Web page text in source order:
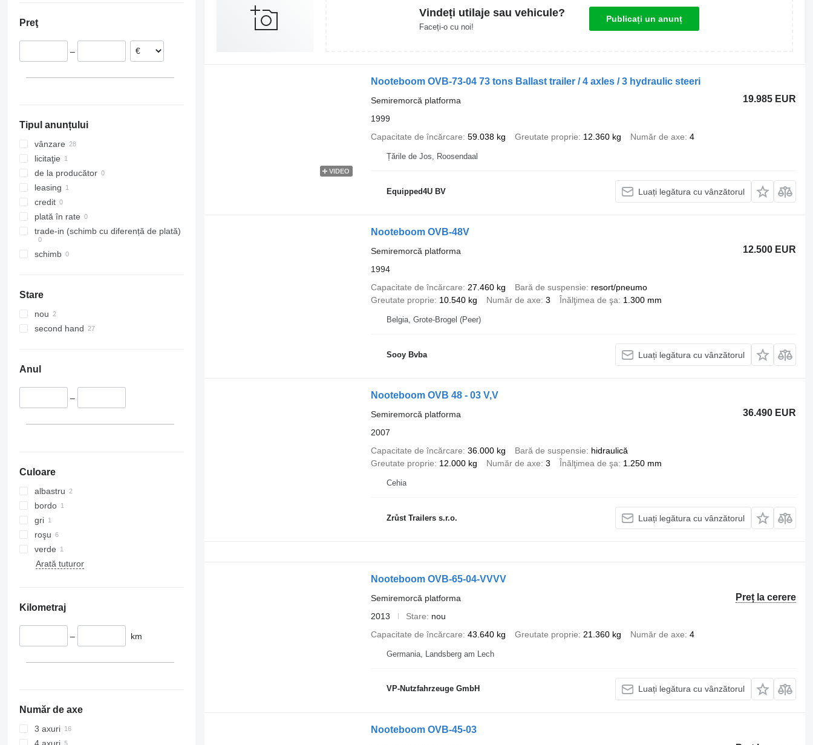
Cehia
Spania
Preţ
–
Tipul anunțului
vânzare
licitaţie
de la producător
leasing
credit
plată în rate
trade-in (schimb cu diferență de plată)
schimb
Stare
nou
second hand
Anul
–
Culoare
albastru
bordo
gri
roşu
verde
Arată tuturor
Kilometraj
– km
Număr de axe
3 axuri
Vindeți utilaje sau vehicule?
Faceți-o cu noi!
Publicați un anunț
VIDEO
Nooteboom OVB-73-04 73 tons Ballast trailer / 4 axles / 3 hydraulic steeri
19.985 EUR
Semiremorcă platforma
1999
Capacitate de încărcare 59.038 kg Greutate proprie 12.360 kg Număr de axe 4
Țările de Jos, Roosendaal
Equipped4U BV Luați legătura cu vânzătorul
Nooteboom OVB-48V
12.500 EUR
Semiremorcă platforma
1994
Capacitate de încărcare
27.460 kg Bară de suspensie
resort/pneumo
Greutate proprie
10.540 kg Număr de axe 3 Înălţimea de şa 1.300 mm
Belgia, Grote-Brogel (Peer)
Sooy Bvba Luați legătura cu vânzătorul
Nooteboom OVB 48 - 03 V,V
36.490 EUR
Semiremorcă platforma
2007
Capacitate de încărcare 36.000 kg Bară de suspensie
hidraulică
Greutate proprie
12.000 kg Număr de axe 3 Înălţimea de şa 1.250 mm
Cehia
Zrůst Trailers s.r.o. Luați legătura cu vânzătorul
Nooteboom OVB-65-04-VVVV
Preț la cerere
Semiremorcă platforma
2013
Stare
nou
Capacitate de încărcare 43.640 kg Greutate proprie 21.360 kg Număr de axe 4
Germania, Landsberg am Lech
VP-Nutzfahrzeuge GmbH Luați legătura cu vânzătorul
Nooteboom OVB-45-03